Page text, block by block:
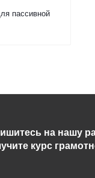
пассивной
на нашу
курс